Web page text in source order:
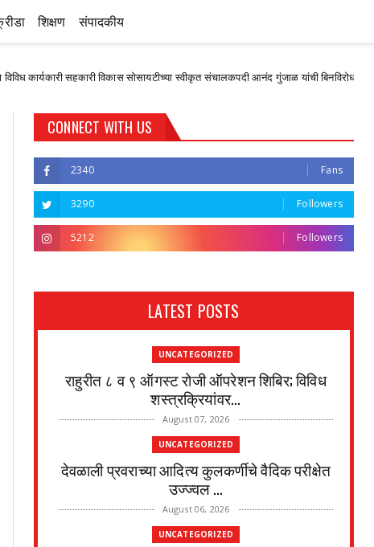
शिक्षण संपादकीय
सहकारी विकास सोसायटीच्या स्वीकृत संचालकपदी आनंद गुंजाळ यांची बिनविरोध निवड
CONNECT WITH US
2340 Fans
3290 Followers
5212 Followers
LATEST POSTS
UNCATEGORIZED
राहुरीत ८ व ९ ऑगस्ट रोजी ऑपरेशन शिबिर; विविध
शस्त्रक्रियांवर...
August 07, 2026
UNCATEGORIZED
देवळाली प्रवराच्या आदित्य कुलकर्णीचे वैदिक परीक्षेत
उज्ज्वल ...
August 06, 2026
UNCATEGORIZED